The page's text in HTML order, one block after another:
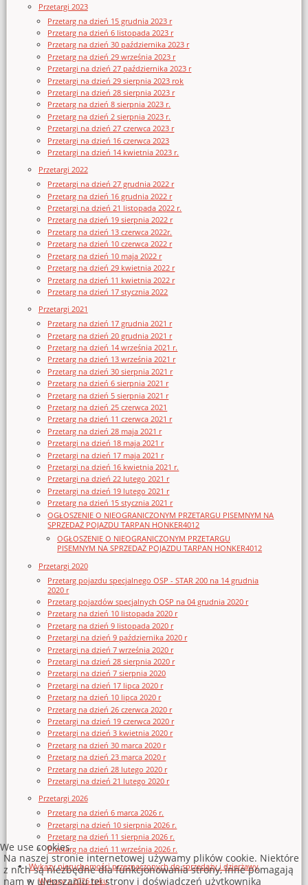
Przetargi 2023
Przetarg na dzień 15 grudnia 2023 r
Przetarg na dzień 6 listopada 2023 r
Przetarg na dzień 30 października 2023 r
Przetarg na dzień 29 września 2023 r
Przetargi na dzień 27 października 2023 r
Przetargi na dzień 29 sierpnia 2023 rok
Przetargi na dzień 28 sierpnia 2023 r
Przetarg na dzień 8 sierpnia 2023 r.
Przetarg na dzień 2 sierpnia 2023 r.
Przetargi na dzień 27 czerwca 2023 r
Przetargi na dzień 16 czerwca 2023
Przetargi na dzień 14 kwietnia 2023 r.
Przetargi 2022
Przetargi na dzień 27 grudnia 2022 r
Przetarg na dzień 16 grudnia 2022 r
Przetargi na dzień 21 listopada 2022 r.
Przetarg na dzień 19 sierpnia 2022 r
Przetarg na dzień 13 czerwca 2022r.
Przetarg na dzień 10 czerwca 2022 r
Przetarg na dzień 10 maja 2022 r
Przetarg na dzień 29 kwietnia 2022 r
Przetarg na dzień 11 kwietnia 2022 r
Przetarg na dzień 17 stycznia 2022
Przetargi 2021
Przetarg na dzień 17 grudnia 2021 r
Przetarg na dzień 20 grudnia 2021 r
Przetarg na dzień 14 września 2021 r.
Przetarg na dzień 13 września 2021 r
Przetarg na dzień 30 sierpnia 2021 r
Przetarg na dzień 6 sierpnia 2021 r
Przetarg na dzień 5 sierpnia 2021 r
Przetarg na dzień 25 czerwca 2021
Przetarg na dzień 11 czerwca 2021 r
Przetarg na dzień 28 maja 2021 r
Przetargi na dzień 18 maja 2021 r
Przetargi na dzień 17 maja 2021 r
Przetargi na dzień 16 kwietnia 2021 r.
Przetargi na dzień 22 lutego 2021 r
Przetargi na dzień 19 lutego 2021 r
Przetarg na dzień 15 stycznia 2021 r
OGŁOSZENIE O NIEOGRANICZONYM PRZETARGU PISEMNYM NA
SPRZEDAŻ POJAZDU TARPAN HONKER4012
OGŁOSZENIE O NIEOGRANICZONYM PRZETARGU
PISEMNYM NA SPRZEDAŻ POJAZDU TARPAN HONKER4012
Przetargi 2020
Przetarg pojazdu specjalnego OSP - STAR 200 na 14 grudnia
2020 r
Przetarg pojazdów specjalnych OSP na 04 grudnia 2020 r
Przetarg na dzień 10 listopada 2020 r
Przetarg na dzień 9 listopada 2020 r
Przetargi na dzień 9 października 2020 r
Przetargi na dzień 7 września 2020 r
Przetargi na dzień 28 sierpnia 2020 r
Przetargi na dzień 7 sierpnia 2020
Przetargi na dzień 17 lipca 2020 r
Przetarg na dzień 10 lipca 2020 r
Przetarg na dzień 26 czerwca 2020 r
Przetargi na dzień 19 czerwca 2020 r
Przetargi na dzień 3 kwietnia 2020 r
Przetarg na dzień 30 marca 2020 r
Przetarg na dzień 23 marca 2020 r
Przetarg na dzień 28 lutego 2020 r
Przetargi na dzień 21 lutego 2020 r
Przetargi 2026
Przetarg na dzień 6 marca 2026 r.
Przetargi na dzień 10 sierpnia 2026 r.
Przetarg na dzień 11 sierpnia 2026 r.
Przetarg na dzień 11 września 2026 r.
Wykazy nieruchomości przeznaczonych do sprzedaży i dzierżawy
Wykazy z 2026 roku
We use cookies
Na naszej stronie internetowej używamy plików cookie. Niektóre
z nich są niezbędne dla funkcjonowania strony, inne pomagają
nam w ulepszaniu tej strony i doświadczeń użytkownika